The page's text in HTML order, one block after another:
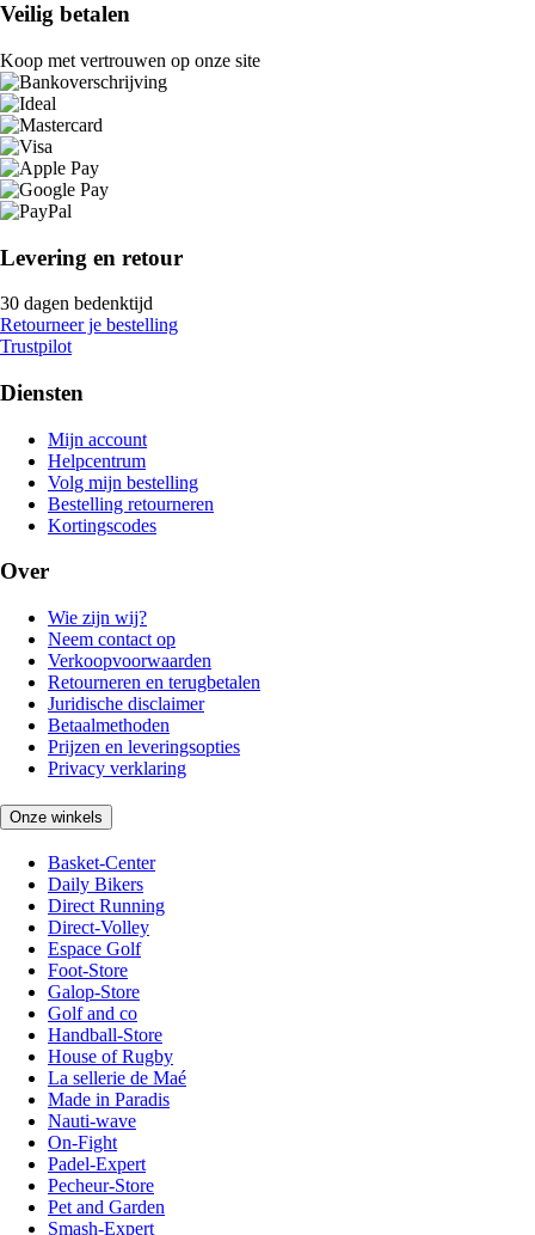
Veilig betalen
Koop met vertrouwen op onze site
Levering en retour
30 dagen bedenktijd
Retourneer je bestelling
Trustpilot
Diensten
Mijn account
Helpcentrum
Volg mijn bestelling
Bestelling retourneren
Kortingscodes
Over
Wie zijn wij?
Neem contact op
Verkoopvoorwaarden
Retourneren en terugbetalen
Juridische disclaimer
Betaalmethoden
Prijzen en leveringsopties
Privacy verklaring
Onze winkels
Basket-Center
Daily Bikers
Direct Running
Direct-Volley
Espace Golf
Foot-Store
Galop-Store
Golf and co
Handball-Store
House of Rugby
La sellerie de Maé
Made in Paradis
Nauti-wave
On-Fight
Padel-Expert
Pecheur-Store
Pet and Garden
Smash-Expert